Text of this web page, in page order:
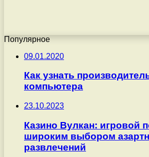
Популярное
09.01.2020
Как узнать
компьютера
23.10.2023
Казино Вулкан: игровой
широким выбором
развлечений